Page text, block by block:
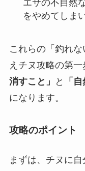
エサの不自然
をやめてしま
これらの「釣れ
えチヌ攻略の第一
消すこと」
と 「
になります。
攻略のポイント
まずは、チヌに